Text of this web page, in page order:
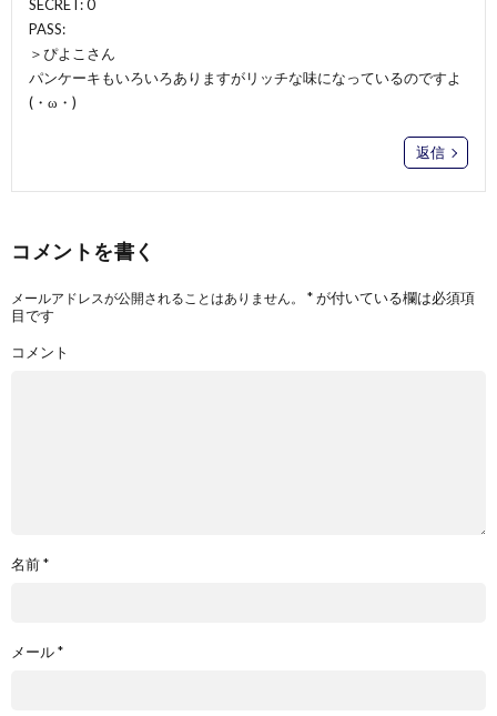
SECRET: 0
PASS:
＞ぴよこさん
パンケーキもいろいろありますがリッチな味になっているのですよ
(・ω・)
返信
コメントを書く
メールアドレスが公開されることはありません。 *が付いている欄は必須項
目です
コメント
名前*
メール*